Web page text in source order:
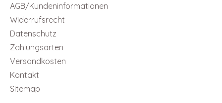
AGB/Kundeninformationen
Widerrufsrecht
Datenschutz
Zahlungsarten
Versandkosten
Kontakt
Sitemap